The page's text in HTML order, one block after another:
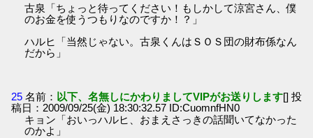
古泉「ちょっと待ってください！もしかして涼宮さん、僕
のお金を使うつもりなのですか！？」
ハルヒ「当然じゃない。古泉くんはＳＯＳ団の財布係なん
だから」
25 名前： 以下、名無しにかわりましてVIPがお送りします[] 投
稿日：2009/09/25(金) 18:30:32.57 ID:CuomnfHN0
キョン「おいっハルヒ、おまえさっきの話聞いてなかった
のかよ」